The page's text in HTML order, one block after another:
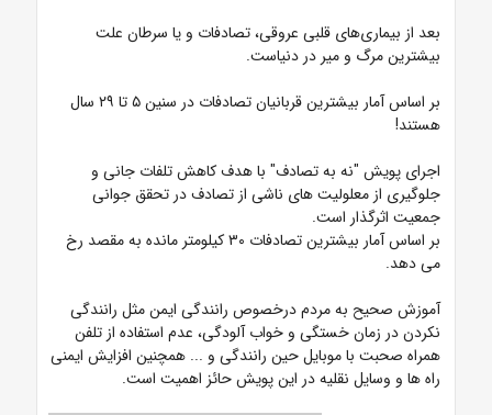
بعد از بیماری‌های قلبی عروقی، تصادفات و یا سرطان علت
بیشترین مرگ و میر در دنیاست.
بر اساس آمار بیشترین قربانیان تصادفات در سنین ۵ تا ۲۹ سال
هستند!
اجرای پویش "نه به تصادف" با هدف کاهش تلفات جانی و
جلوگیری از معلولیت های ناشی از تصادف در تحقق جوانی
جمعیت اثرگذار است.
بر اساس آمار بیشترین تصادفات ۳۰ کیلومتر مانده به مقصد رخ
می دهد.
آموزش صحیح به مردم درخصوص رانندگی ایمن مثل رانندگی
نکردن در زمان خستگی و خواب آلودگی، عدم استفاده از تلفن
همراه صحبت با موبایل حین رانندگی و ... همچنین افزایش ایمنی
راه ها و وسایل نقلیه در این پویش حائز اهمیت است.